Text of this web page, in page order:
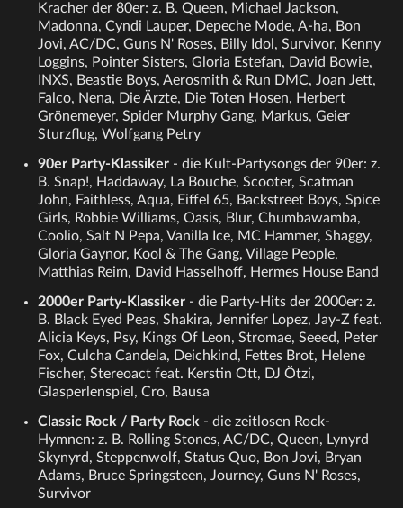
Kracher der 80er: z. B. Queen, Michael Jackson,
Madonna, Cyndi Lauper, Depeche Mode, A-ha, Bon
Jovi, AC/DC, Guns N' Roses, Billy Idol, Survivor, Kenny
Loggins, Pointer Sisters, Gloria Estefan, David Bowie,
INXS, Beastie Boys, Aerosmith & Run DMC, Joan Jett,
Falco, Nena, Die Ärzte, Die Toten Hosen, Herbert
Grönemeyer, Spider Murphy Gang, Markus, Geier
Sturzflug, Wolfgang Petry
90er Party-Klassiker - die Kult-Partysongs der 90er: z.
B. Snap!, Haddaway, La Bouche, Scooter, Scatman
John, Faithless, Aqua, Eiffel 65, Backstreet Boys, Spice
Girls, Robbie Williams, Oasis, Blur, Chumbawamba,
Coolio, Salt N Pepa, Vanilla Ice, MC Hammer, Shaggy,
Gloria Gaynor, Kool & The Gang, Village People,
Matthias Reim, David Hasselhoff, Hermes House Band
2000er Party-Klassiker - die Party-Hits der 2000er: z.
B. Black Eyed Peas, Shakira, Jennifer Lopez, Jay-Z feat.
Alicia Keys, Psy, Kings Of Leon, Stromae, Seeed, Peter
Fox, Culcha Candela, Deichkind, Fettes Brot, Helene
Fischer, Stereoact feat. Kerstin Ott, DJ Ötzi,
Glasperlenspiel, Cro, Bausa
Classic Rock / Party Rock - die zeitlosen Rock-
Hymnen: z. B. Rolling Stones, AC/DC, Queen, Lynyrd
Skynyrd, Steppenwolf, Status Quo, Bon Jovi, Bryan
Adams, Bruce Springsteen, Journey, Guns N' Roses,
Survivor